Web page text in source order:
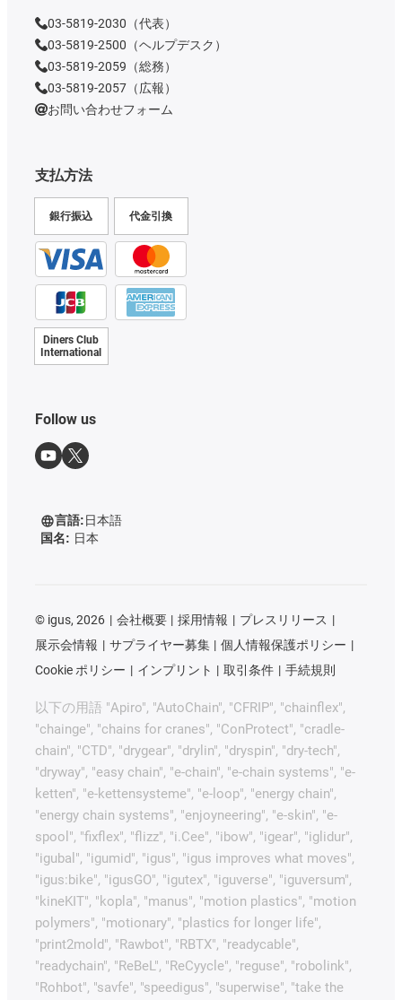
支払方法
銀行振込 代金引換
Diners Club
International
03-5819-2030（代表）
03-5819-2500（ヘルプデスク）
03-5819-2059（総務）
03-5819-2057（広報）
お問い合わせフォーム
Follow us
言語:日本語
国名: 日本
© igus, 2026 会社概要 採用情報
プレスリリース
展示会情報
サプライヤー募集
個人情報保護ポリシー
Cookie ポリシー
インプリント 取引条件 手続規則
以下の用語 "Apiro", "AutoChain", "CFRIP", "chainflex",
"chainge", "chains for cranes", "ConProtect", "cradle-
chain", "CTD", "drygear", "drylin", "dryspin", "dry-tech",
"dryway", "easy chain", "e-chain", "e-chain systems", "e-
ketten", "e-kettensysteme", "e-loop", "energy chain",
"energy chain systems", "enjoyneering", "e-skin", "e-
spool", "fixflex", "flizz", "i.Cee", "ibow", "igear", "iglidur",
"igubal", "igumid", "igus", "igus improves what moves",
"igus:bike", "igusGO", "igutex", "iguverse", "iguversum",
"kineKIT", "kopla", "manus", "motion plastics", "motion
polymers", "motionary", "plastics for longer life",
"print2mold", "Rawbot", "RBTX", "readycable",
"readychain", "ReBeL", "ReCyycle", "reguse", "robolink",
"Rohbot", "savfe", "speedigus", "superwise", "take the